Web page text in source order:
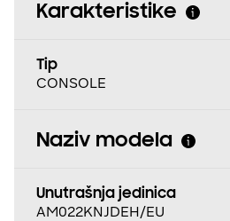
Karakteristike
Tip
CONSOLE
Naziv modela
Unutrašnja jedinica
AM022KNJDEH/EU